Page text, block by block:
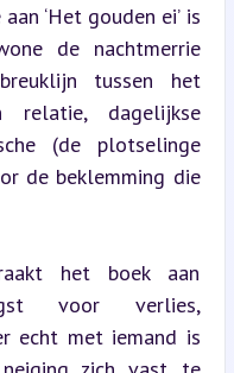
‘Het gouden ei’ is
de nachtmerrie
tussen het
relatie, dagelijkse
(de plotselinge
de beklemming die
het boek aan
voor verlies,
echt met iemand is